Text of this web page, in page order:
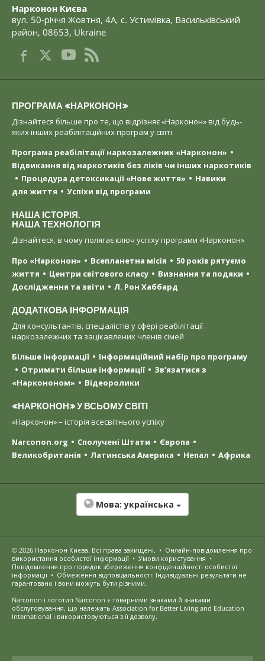
Нарконон Києва
вул. 50-річчя Жовтня, 4А, с. Устимівка, Васильківський
район, 08653, Ukraine
ПРОГРАМА «НАРКОНОН»
Дізнайтеся більше про те, що відрізняє «Нарконон» від будь-
яких інших реабілітаційних програм у світі
Програма реабілітації наркозалежних «Нарконон»
Відвикання від наркотиків без ліків чи інших наркотиків
Процедура детоксикації «Нове життя»
Навики
для життя
Успіхи від програми
НАША ІСТОРІЯ.
НАША ТЕХНОЛОГІЯ
Дізнайтеся, в чому полягає ключ успіху програми «Нарконон»
Про «Нарконон»
Всепланетна місія
50 років рятуємо
життя
Центри світового класу
Визнання та подяки
Дослідження та звіти
Л. Рон Хаббард
ДОДАТКОВА ІНФОРМАЦІЯ
Для консультантів, спеціалістів у сфері реабілітації
наркозалежних та зацікавлених членів сімей
Більше інформації
Інформаційний набір про програму
Отримати більше інформації
Зв’язатися з
«Наркононом»
Відеоролики
«НАРКОНОН» У ВСЬОМУ СВІТІ
«Нарконон» – історія всесвітнього успіху
Narconon.org
Сполучені Штати
Європа
Великобританія
Латинська Америка Непал Африка
Мова: українська
© 2026 Нарконон Києва. Всі права захищені. • Онлайн-повідомлення про
використання особистої інформації • Умови користування •
Повідомлення про порядок збереження конфіденційності особистої
інформації • Обмеження відповідальності: Індивідуальні результати не
гарантовано і вони можуть бути різними.
Narconon і логотип Narconon є товарними знаками й знаками
обслуговування, що належать Association for Better Living and Education
International і використовуються з її дозволу.